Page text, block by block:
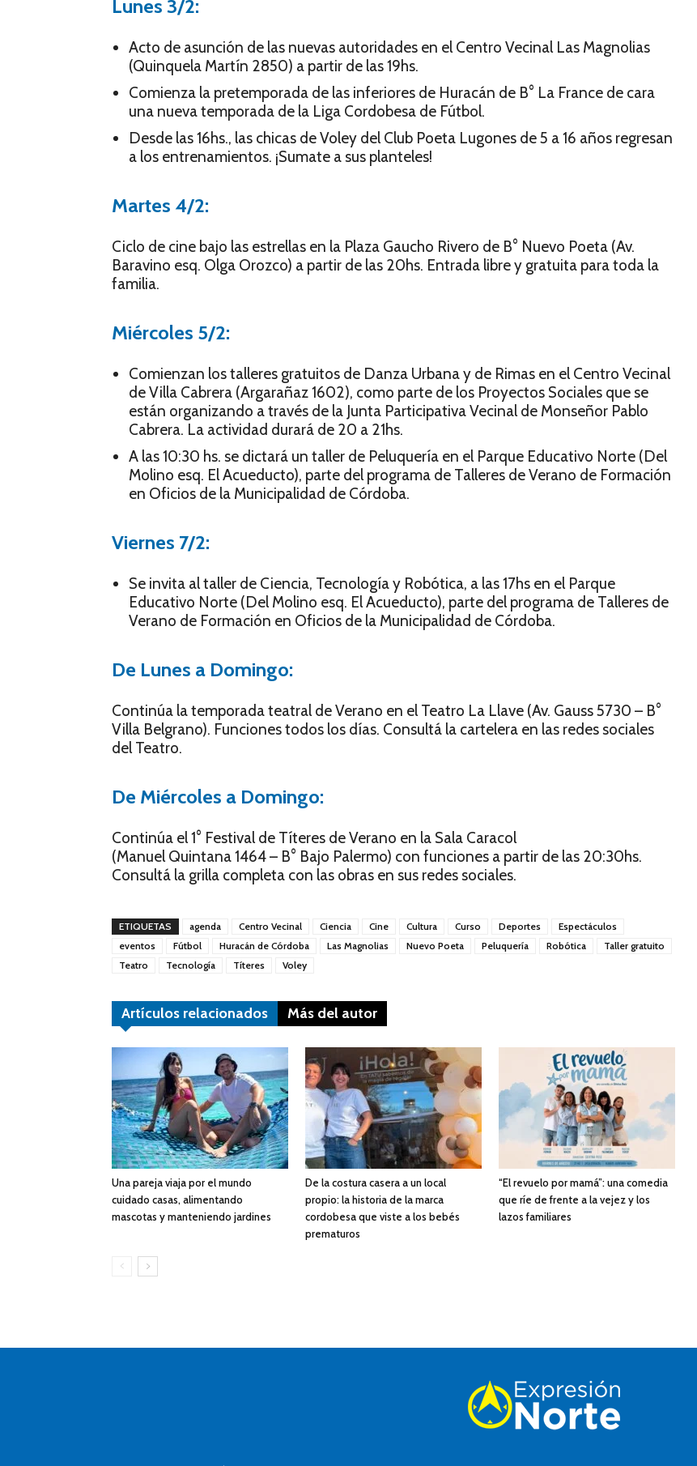
Lunes 3/2:
Acto de asunción de las nuevas autoridades en el Centro Vecinal Las Magnolias
(Quinquela Martín 2850) a partir de las 19hs.
Comienza la pretemporada de las inferiores de Huracán de B° La France de cara
una nueva temporada de la Liga Cordobesa de Fútbol.
Desde las 16hs., las chicas de Voley del Club Poeta Lugones de 5 a 16 años regresan
a los entrenamientos. ¡Sumate a sus planteles!
Martes 4/2:
Ciclo de cine bajo las estrellas en la Plaza Gaucho Rivero de B° Nuevo Poeta (Av.
Baravino esq. Olga Orozco) a partir de las 20hs. Entrada libre y gratuita para toda la
familia.
Miércoles 5/2:
Comienzan los talleres gratuitos de Danza Urbana y de Rimas en el Centro Vecinal
de Villa Cabrera (Argarañaz 1602), como parte de los Proyectos Sociales que se
están organizando a través de la Junta Participativa Vecinal de Monseñor Pablo
Cabrera. La actividad durará de 20 a 21hs.
A las 10:30 hs. se dictará un taller de Peluquería en el Parque Educativo Norte (Del
Molino esq. El Acueducto), parte del programa de Talleres de Verano de Formación
en Oficios de la Municipalidad de Córdoba.
Viernes 7/2:
Se invita al taller de Ciencia, Tecnología y Robótica, a las 17hs en el Parque
Educativo Norte (Del Molino esq. El Acueducto), parte del programa de Talleres de
Verano de Formación en Oficios de la Municipalidad de Córdoba.
De Lunes a Domingo:
Continúa la temporada teatral de Verano en el Teatro La Llave (Av. Gauss 5730 – B°
Villa Belgrano). Funciones todos los días. Consultá la cartelera en las redes sociales
del Teatro.
De Miércoles a Domingo:
Continúa el 1° Festival de Títeres de Verano en la Sala Caracol
(Manuel Quintana 1464 – B° Bajo Palermo) con funciones a partir de las 20:30hs.
Consultá la grilla completa con las obras en sus redes sociales.
ETIQUETAS agenda Centro Vecinal Ciencia Cine Cultura Curso Deportes
Espectáculos
eventos
Fútbol Huracán de Córdoba Las Magnolias Nuevo Poeta Peluquería Robótica
Taller gratuito
Teatro
Tecnología Títeres Voley
Artículos relacionados Más del autor
Una pareja viaja por el mundo
cuidado casas, alimentando
mascotas y manteniendo jardines
De la costura casera a un local
propio: la historia de la marca
cordobesa que viste a los bebés
prematuros
“El revuelo por mamá”: una comedia
que ríe de frente a la vejez y los
lazos familiares